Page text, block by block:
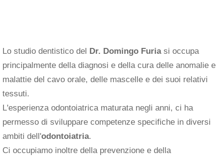
Lo studio dentistico del Dr. Domingo Furiasi occupa
principalmente della diagnosi e della cura delle anomalie e
malattie del cavo orale, delle mascelle e dei suoi relativi
tessuti.
L'esperienza odontoiatrica maturata negli anni, ci ha
permesso di sviluppare competenze specifiche in diversi
ambiti dell'odontoiatria.
Ci occupiamo inoltre della prevenzione e della